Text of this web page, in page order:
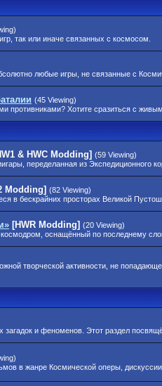
так или иначе связанных с космосом.
любые игры, не связанные с
(45 Viewing)
противниками? Хотите сразиться с
& HWC Modding] (59 Viewing)
переделанная из Экспедиционного
Modding] (82 Viewing)
в бескрайних просторах Великой
[HWR Modding] (20 Viewing)
оснащённый по последнему
творческой активности, не
загадок и феноменов. Этот раздел
в жанре Космической оперы,